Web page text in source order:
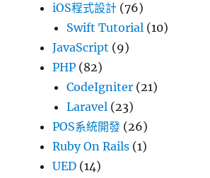
iOS程式設計 (76)
Swift Tutorial (10)
JavaScript (9)
PHP (82)
CodeIgniter (21)
Laravel (23)
POS系統開發 (26)
Ruby On Rails (1)
UED (14)